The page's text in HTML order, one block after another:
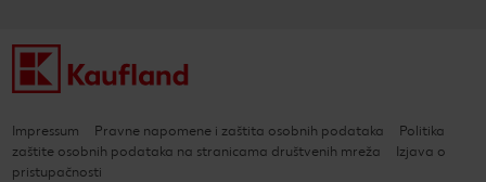
Impressum Pravne napomene i zaštita osobnih podataka
Politika
zaštite osobnih podataka na stranicama društvenih mreža
Izjava o
pristupačnosti